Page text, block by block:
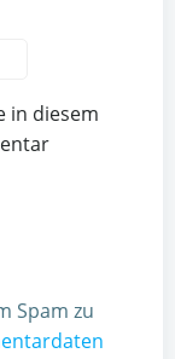
in diesem
Spam zu